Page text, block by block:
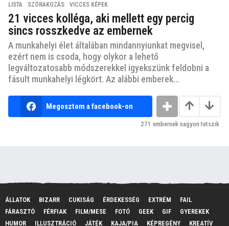
LISTA ,SZÓRAKOZÁS ,VICCES KÉPEK
21 vicces kolléga, aki mellett egy percig
sincs rosszkedve az embernek
A munkahelyi élet általában mindannyiunkat megvisel,
ezért nem is csoda, hogy olykor a lehető
legváltozatosabb módszerekkel igyekszünk feldobni a
fásult munkahelyi légkört. Az alábbi emberek...
Megosztom a facebook-on
271 embernek nagyon tetszik
ÁLLATOK BIZARR CUKISÁG ÉRDEKESSÉG EXTRÉM
FAIL
FÁRASZTÓ
FÉRFIAK FILM/MESE FOTÓ GEEK GIF
GYEREKEK
HUMOR
ILLUSZTRÁCIÓ JÁTÉK KAJA/PIA KÉPREGÉNY KREATÍV